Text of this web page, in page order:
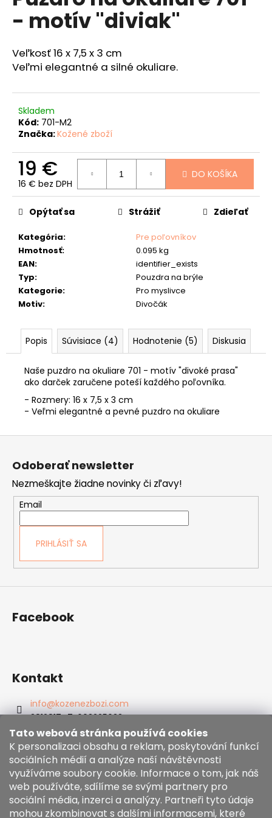
Tato webová stránka používá cookies
K personalizaci obsahu a reklam, poskytování funkcí
sociálních médií a analýze naší návštěvnosti
využíváme soubory cookie. Informace o tom, jak náš
web používáte, sdílíme se svými partnery pro
sociální média, inzerci a analýzy. Partneři tyto údaje
mohou zkombinovat s dalšími informacemi, které
z
hviezdičiek.
- motív "diviak"
Veľkosť 16 x 7,5 x 3 cm
Veľmi elegantné a silné okuliare.
Skladem
Kód: 701-M2
Značka:Kožené zboží
19 €
16 € bez DPH
Jednotková
cena:
DO KOŠÍKA
Kategória:
Pre poľovníkov
Hmotnosť:
0.095 kg
EAN:
identifier_exists
Typ:
Pouzdra na brýle
Kategorie:
Pro myslivce
Motiv: Divočák
Opýtať sa Strážiť Zdieľať
Popis Súvisiace (4) Hodnotenie (5) Diskusia
Naše puzdro na okuliare 701 - motív "divoké prasa"
ako darček zaručene poteší každého poľovníka.
- Rozmery: 16 x 7,5 x 3 cm
- Veľmi elegantné a pevné puzdro na okuliare
á
s
ť
HĽADAŤ
O
d
o
ú
č
a
m
RYBÁRSKA
PEŇAŽENKA
"KAPOR"
33
Z
Odoberať newsletter
Nezmeškajte žiadne novinky či zľavy!
Email
PRIHLÁSIŤ SA
Facebook
Kontakt
info@kozenezbozi.com
381281747, 603225633
603225633
https://www.facebook.com/kozenezbozi/
Informace pro vás
Obchodní podmínky